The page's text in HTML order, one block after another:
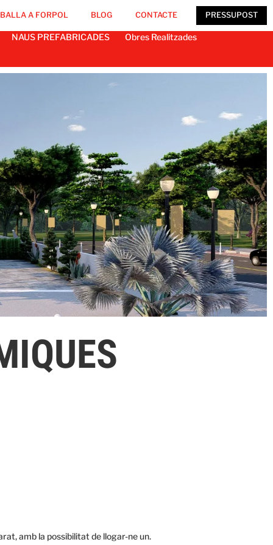
A FORPOL BLOG CONTACTE PRESSUPOST
NAUS PREFABRICADES Obres Realitzades
amb la possibilitat de llogar-ne un.